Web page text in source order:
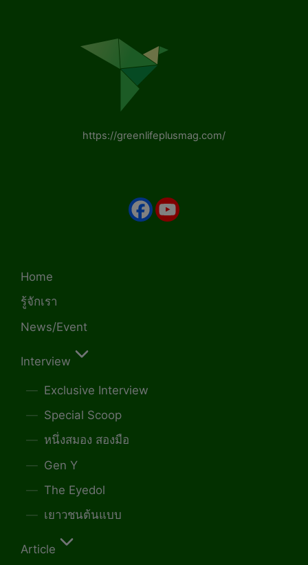
https://greenlifeplusmag.com/
Home
รู้จักเรา
News/Event
Interview
Exclusive Interview
Special Scoop
หนึ่งสมอง สองมือ
Gen Y
The Eyedol
เยาวชนต้นแบบ
Article